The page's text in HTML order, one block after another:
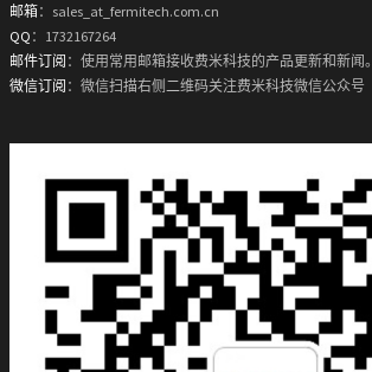
邮箱：sales_at_fermitech.com.cn
QQ ：1732167264
邮件订阅 ：使用常用邮箱接收费米科技的产品更新和新闻。
微信订阅 ：微信扫描右侧二维码关注费米科技微信公众号